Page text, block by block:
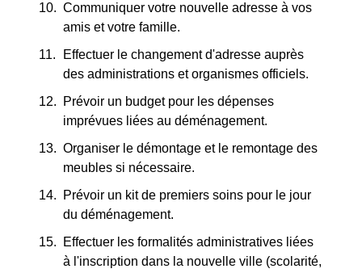
Communiquer votre nouvelle adresse à vos
amis et votre famille.
Effectuer le changement d'adresse auprès
des administrations et organismes officiels.
Prévoir un budget pour les dépenses
imprévues liées au déménagement.
Organiser le démontage et le remontage des
meubles si nécessaire.
Prévoir un kit de premiers soins pour le jour
du déménagement.
Effectuer les formalités administratives liées
à l'inscription dans la nouvelle ville (scolarité,